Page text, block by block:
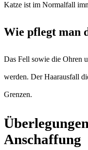
Katze ist im Normalfall
Wie pflegt man
Das Fell sowie die Ohren
werden. Der Haarausfall
Grenzen.
Anschaffung